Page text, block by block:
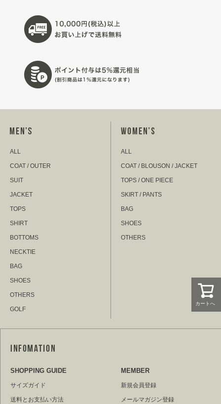
カートへ
ALL
COAT / OUTER
SUIT
JACKET
TOPS
SHIRT
BOTTOMS
NECKTIE
BAG
SHOES
OTHERS
GOLF
ALL
COAT / BLOUSON / JACKET
TOPS / ONE PIECE
SKIRT / PANTS
BAG
SHOES
OTHERS
SHOPPING GUIDE
サイズガイド
送料とお支払い方法
MEMBER
新規会員登録
メールマガジン登録